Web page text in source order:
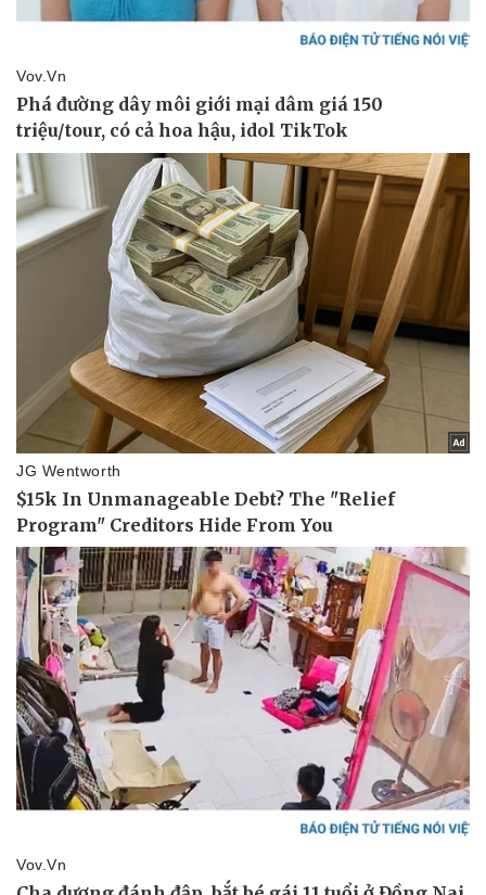
Kinh tế
Bất động sản
Khởi nghiệp
Thị trường
Giá vàng
Tiêu dùng
Tỷ giá
Chứng khoán
Giá cà phê